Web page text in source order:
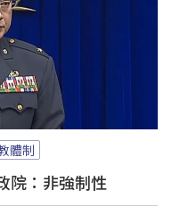
體制
院：非強制性